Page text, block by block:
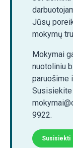
Jūsų
mokymų
Mokymai
nuotoliniu
paruošime
Susisiekite
9922.
Susisiekti